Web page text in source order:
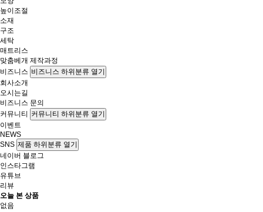
높이조절
소재
구조
세탁
매트리스
맞춤베개 제작과정
비즈니스 비즈니스 하위분류 열기
회사소개
오시는길
비즈니스 문의
커뮤니티 커뮤니티 하위분류 열기
이벤트
NEWS
SNS 제품 하위분류 열기
네이버 블로그
인스타그램
유튜브
리뷰
오늘 본 상품
없음